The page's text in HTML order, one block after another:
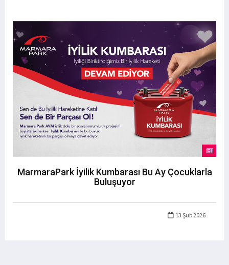
MarmaraPark İyilik Kumbarası Bu Ay Çocuklarla
Buluşuyor
13 Şub 2026